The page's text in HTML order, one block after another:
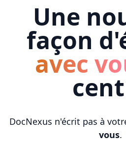
Une
façon
avec
DocNexus n'écrit pas à
vous.